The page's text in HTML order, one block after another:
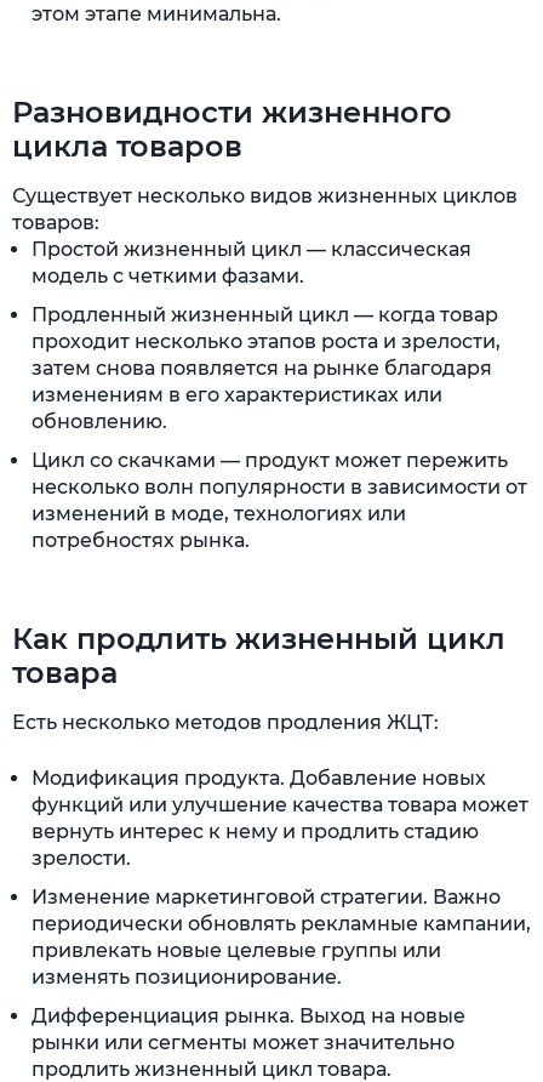
этом этапе минимальна.
Разновидности жизненного
цикла товаров
Существует несколько видов жизненных циклов
товаров:
Простой жизненный цикл — классическая
модель с четкими фазами.
Продленный жизненный цикл — когда товар
проходит несколько этапов роста и зрелости,
затем снова появляется на рынке благодаря
изменениям в его характеристиках или
обновлению.
Цикл со скачками — продукт может пережить
несколько волн популярности в зависимости от
изменений в моде, технологиях или
потребностях рынка.
Как продлить жизненный цикл
товара
Есть несколько методов продления ЖЦТ:
Модификация продукта. Добавление новых
функций или улучшение качества товара может
вернуть интерес к нему и продлить стадию
зрелости.
Изменение маркетинговой стратегии. Важно
периодически обновлять рекламные кампании,
привлекать новые целевые группы или
изменять позиционирование.
Дифференциация рынка. Выход на новые
рынки или сегменты может значительно
продлить жизненный цикл товара.